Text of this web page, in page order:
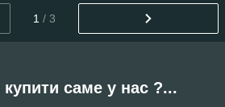
1 / 3
саме у нас ?...